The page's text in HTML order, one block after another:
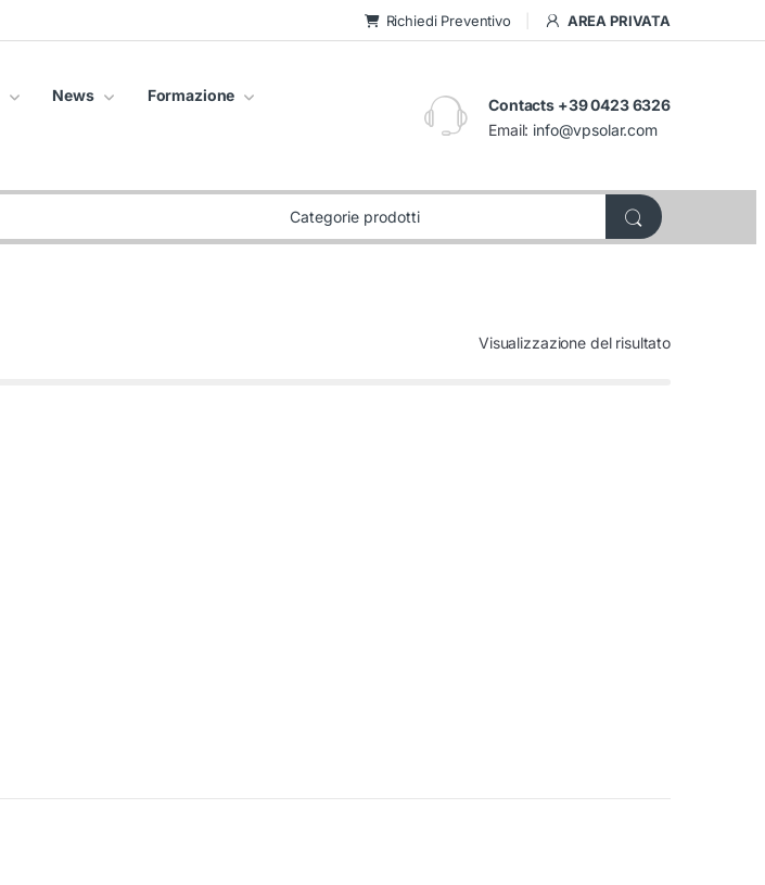
Richiedi Preventivo AREA PRIVATA
News Formazione
Contacts +39 0423 6326
Email: info@vpsolar.com
Visualizzazione del risultato